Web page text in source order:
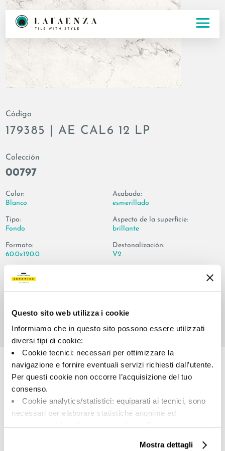
Questo sito web utilizza i cookie
Informiamo che in questo sito possono essere utilizzati
diversi tipi di cookie:
Cookie tecnici: necessari per ottimizzare la
navigazione e fornire eventuali servizi richiesti dall’utente.
Per questi cookie non occorre l’acquisizione del tuo
consenso.
Cookie analytics/statistici: equiparati ai tecnici, sono
necessari per elaborare statistiche anonime ed
Cookie di profilazione/marketing: sono utilizzati, solo
Mostra dettagli
Código
179385 | AE CAL6 12 LP
Colección
00797
Color:
Blanco
Tipo:
Fondo
Formato:
60.0x120.0
Acabado:
esmerillado
Aspecto de la superficie:
brillante
Destonalización:
V2
Share: